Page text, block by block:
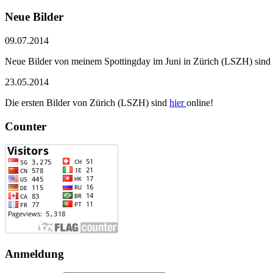
Neue Bilder
09.07.2014
Neue Bilder von meinem Spottingday im Juni in Zürich (LSZH) sind
23.05.2014
Die ersten Bilder von Zürich (LSZH) sind hieronline!
Counter
Anmeldung